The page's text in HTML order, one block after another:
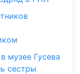
музее Гусева
сестры